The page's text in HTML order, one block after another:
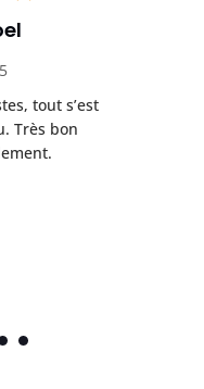
tout s’est
Très bon